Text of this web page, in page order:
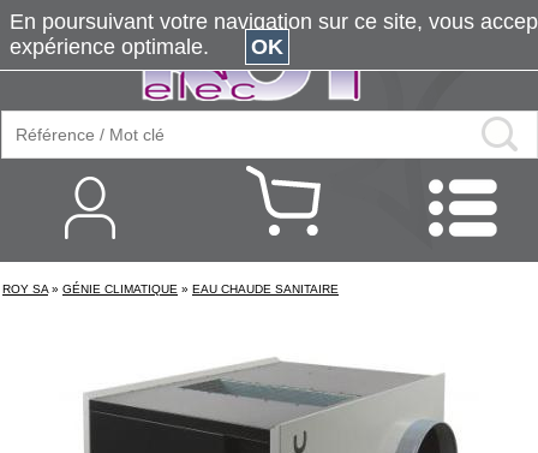
ROY SA » GÉNIE CLIMATIQUE » EAU CHAUDE SANITAIRE
En poursuivant votre navigation sur ce site, vous
expérience optimale.
OK